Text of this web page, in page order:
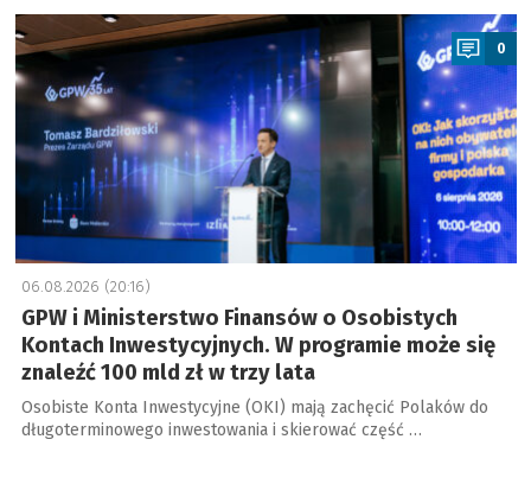
a
0
06.08.2026 (20:16)
GPW i Ministerstwo Finansów o Osobistych
Kontach Inwestycyjnych. W programie może się
znaleźć 100 mld zł w trzy lata
Osobiste Konta Inwestycyjne (OKI) mają zachęcić Polaków do
długoterminowego inwestowania i skierować część …